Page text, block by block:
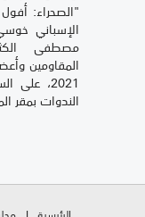
"الصحراء:
الإسباني
مصطفى
2021،
الندوات بمقر